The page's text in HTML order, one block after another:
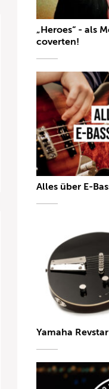
„Heroes“ - als
coverten!
Alles über E-
Yamaha